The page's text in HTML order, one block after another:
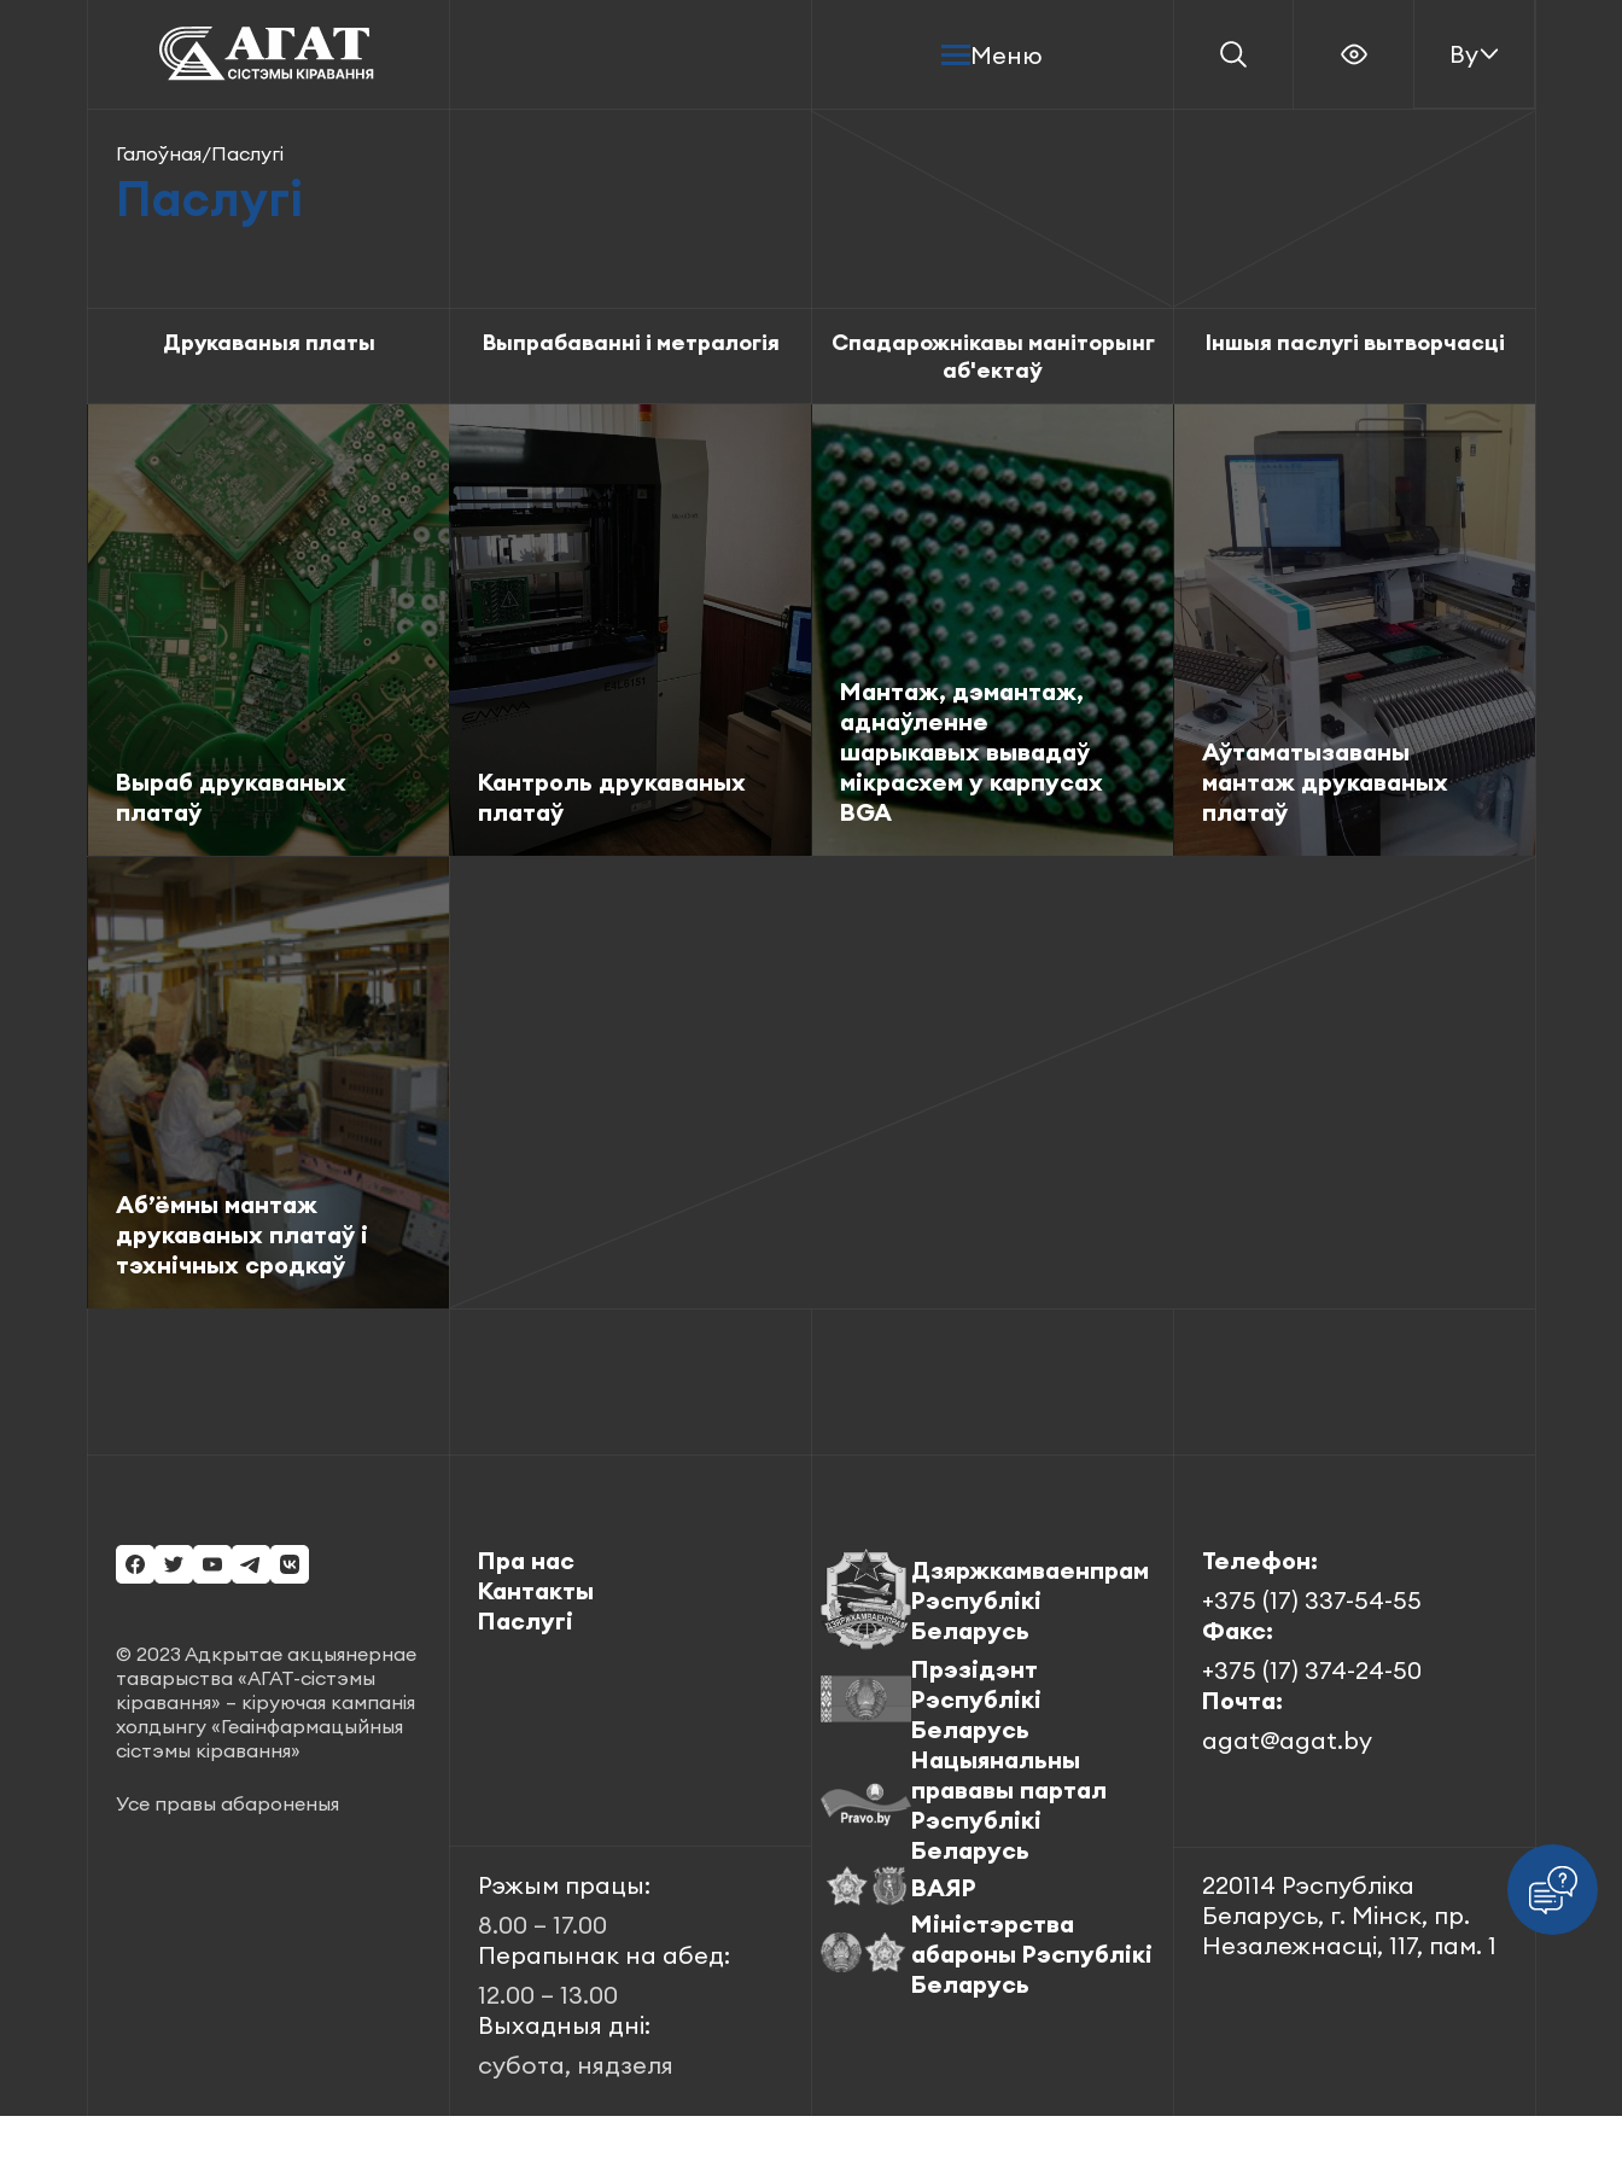
Меню By
Галоўная/Паслугі
Паслугі
Друкаваныя платы Выпрабаванні і метралогія
Спадарожнікавы маніторынг
аб'ектаў
Іншыя паслугі вытворчасці
Выраб друкаваных
платаў
Падрабязна
Кантроль друкаваных
платаў
Мантаж, дэмантаж,
аднаўленне
шарыкавых вывадаў
мікрасхем у карпусах
BGA
Аўтаматызаваны
мантаж друкаваных
платаў
Аб’ёмны мантаж
друкаваных платаў і
тэхнічных сродкаў
© 2023 Адкрытае акцыянернае
таварыства «АГАТ-сістэмы
кіравання» – кіруючая кампанія
холдынгу «Геаінфармацыйныя
сістэмы кіравання»
Усе правы абароненыя
Пра нас
Кантакты
Паслугі
Рэжым працы:
8.00 – 17.00
Перапынак на абед:
12.00 – 13.00
Выхадныя дні:
субота, нядзеля
Дзяржкамваенпрам
Рэспублікі
Беларусь
Прэзідэнт
Рэспублікі
Беларусь
Нацыянальны
прававы партал
Рэспублікі
Беларусь
ВАЯР
Міністэрства
абароны Рэспублікі
Беларусь
Телефон:
+375 (17) 337-54-55
Факс:
+375 (17) 374-24-50
Почта:
agat@agat.by
220114 Рэспубліка
Беларусь, г. Мінск, пр.
Незалежнасці, 117, пам. 1